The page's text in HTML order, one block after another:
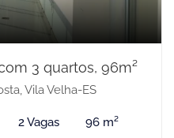
3 quartos, 96m²
Vila Velha-ES
2 Vagas 96 m²